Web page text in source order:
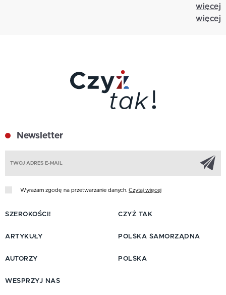
więcej
więcej
Newsletter
Wyrażam zgodę na przetwarzanie danych. Czytaj więcej
SZEROKOŚCI!
ARTYKUŁY
AUTORZY
CZYŻ TAK
POLSKA SAMORZĄDNA
POLSKA
WESPRZYJ NAS